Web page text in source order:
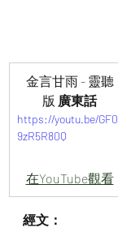
金言甘雨 - 靈聽
版 廣東話
https://youtu.be/GF0
9zR5R80Q
在YouTube觀看
經文：